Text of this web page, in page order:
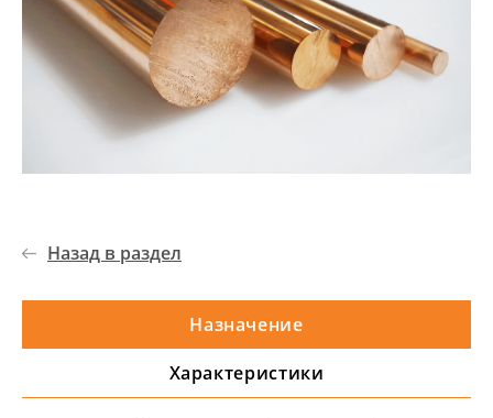
Назад в раздел
Назначение
Характеристики